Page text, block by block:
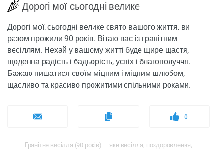
Дорогі мої сьогодні велике
Дорогі мої, сьогодні велике свято вашого життя, ви
разом прожили 90 років. Вітаю вас із гранітним
весіллям. Нехай у вашому житті буде щире щастя,
щоденна радість і бадьорість, успіх і благополуччя.
Бажаю пишатися своїм міцним і міцним шлюбом,
щасливо та красиво прожитими спільними роками.
0
Гранітне весілля (90 років) — яке весілля, поздоровлення,